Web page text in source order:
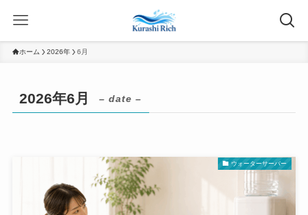
ホーム 2026年 6月
2026年6月 – date –
ウォーターサーバー